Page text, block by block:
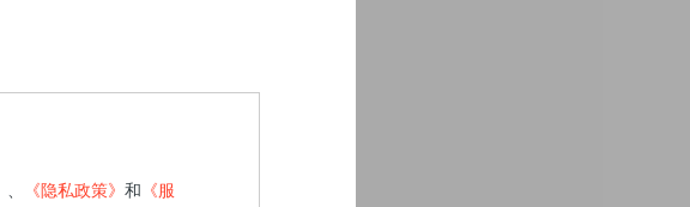
《隐私政策》 和 《服